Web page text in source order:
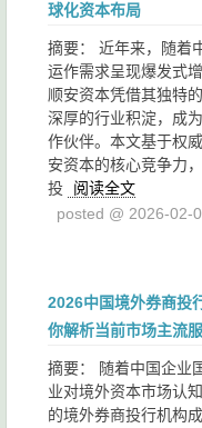
球化资本布局
摘要： 近年来，随着
运作需求呈现爆发式
顺安资本凭借其独特
深厚的行业积淀，成
作伙伴。本文基于权
安资本的核心竞争力
投
阅读全文
posted @ 2026-02-
2026中国境外券商投
你解析当前市场主流
摘要： 随着中国企业
业对境外资本市场认
的境外券商投行机构